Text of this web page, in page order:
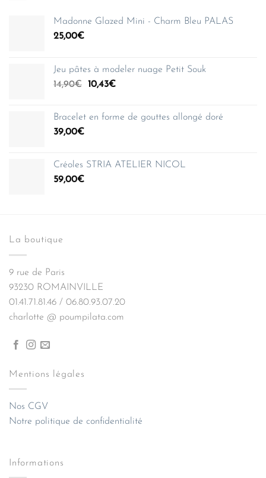
Madonne Glazed Mini - Charm Bleu PALAS
25,00€
Jeu pâtes à modeler nuage Petit Souk
14,90€
Le
était :
10,43€Le
est :
Bracelet en forme de gouttes allongé doré
39,00€
Créoles STRIA ATELIER NICOL
59,00€
La boutique
9 rue de Paris
93230 ROMAINVILLE
01.41.71.81.46 / 06.80.93.07.20
charlotte @ poumpilata.com
Mentions légales
Nos CGV
Notre politique de confidentialité
Informations